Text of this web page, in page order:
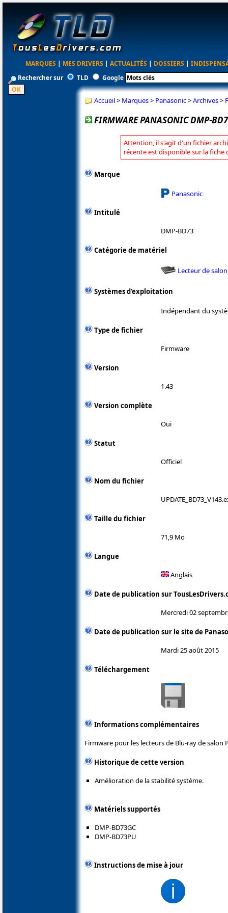
MARQUES | MES DRIVERS | ACTUALITÉS | DOSSIERS |
Rechercher sur
TLD Google
Accueil> Marques> Panasonic>Archives>
FIRMWARE PANASONIC DMP-
Attention, il s'agit d'un fichier
récente est disponible sur la fiche
Marque
Panasonic
Intitulé
DMP-BD73
Catégorie de matériel
Lecteur de salon
Systèmes d'exploitation
Indépendant du
Type de fichier
Firmware
Version
1.43
Version complète
Oui
Statut
Officiel
Nom du fichier
Taille du fichier
71,9 Mo
Langue
Anglais
Date de publication sur
Mercredi 02
Date de publication sur le site de
Mardi 25 août 2015
Téléchargement
Informations complémentaires
Firmware pour les lecteurs de Blu-ray de salon
Historique de cette version
Amélioration de la stabilité système.
Matériels supportés
DMP-BD73GC
DMP-BD73PU
Instructions de mise à jour